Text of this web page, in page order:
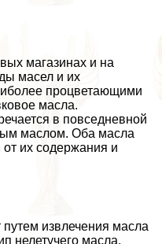
магазинах и на
масел и их
процветающими
масла.
в повседневной
маслом. Оба масла
их содержания и
извлечения масла
нелетучего масла,